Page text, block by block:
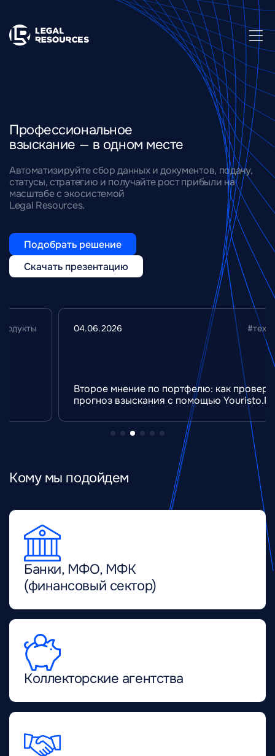
Профессиональное
взыскание — в одном месте
Автоматизируйте сбор данных и документов, подачу,
статусы, стратегию и получайте рост прибыли на
масштабе с экосистемой
Legal Resources.
Подобрать решение
Скачать презентацию
04.06.2026 #технологии
Второе мнение по портфелю: как проверить
прогноз взыскания с помощью Youristo.Pro
Кому мы подойдем
Банки, МФО, МФК
(финансовый сектор)
Коллекторские агентства